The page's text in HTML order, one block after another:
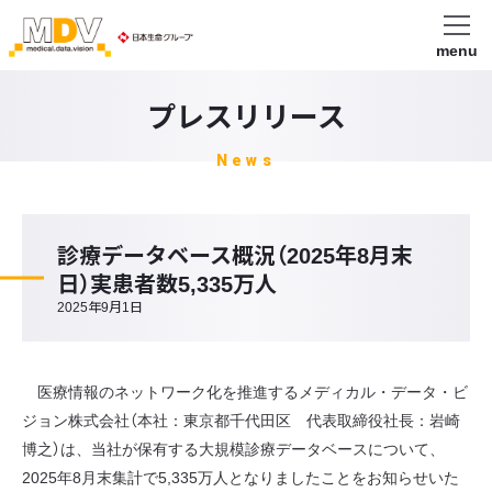
menu
プレスリリース
News
診療データベース概況（2025年8月末
日）実患者数5,335万人
2025年9月1日
医療情報のネットワーク化を推進するメディカル・データ・ビ
ジョン株式会社（本社：東京都千代田区 代表取締役社長：岩崎
博之）は、当社が保有する大規模診療データベースについて、
2025年8月末集計で5,335万人となりましたことをお知らせいた